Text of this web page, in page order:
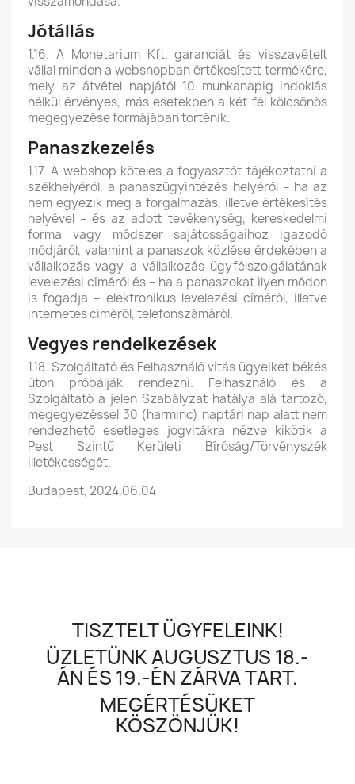
Jótállás
1.16. A Monetarium Kft. garanciát és visszavételt
vállal minden a webshopban értékesített termékére,
mely az átvétel napjától 10 munkanapig indoklás
nélkül érvényes, más esetekben a két fél kölcsönös
megegyezése formájában történik.
Panaszkezelés
1.17. A webshop köteles a fogyasztót tájékoztatni a
székhelyéről, a panaszügyintézés helyéről – ha az
nem egyezik meg a forgalmazás, illetve értékesítés
helyével – és az adott tevékenység, kereskedelmi
forma vagy módszer sajátosságaihoz igazodó
módjáról, valamint a panaszok közlése érdekében a
vállalkozás vagy a vállalkozás ügyfélszolgálatának
levelezési címéről és – ha a panaszokat ilyen módon
is fogadja – elektronikus levelezési címéről, illetve
internetes címéről, telefonszámáról.
Vegyes rendelkezések
1.18. Szolgáltató és Felhasználó vitás ügyeiket békés
úton próbálják rendezni. Felhasználó és a
Szolgáltató a jelen Szabályzat hatálya alá tartozó,
megegyezéssel 30 (harminc) naptári nap alatt nem
rendezhető esetleges jogvitákra nézve kikötik a
Pest Szintű Kerületi Bíróság/Törvényszék
illetékességét.
Budapest, 2024.06.04
TISZTELT ÜGYFELEINK!
ÜZLETÜNK AUGUSZTUS 18.-
ÁN ÉS 19.-ÉN ZÁRVA TART.
MEGÉRTÉSÜKET
KÖSZÖNJÜK!